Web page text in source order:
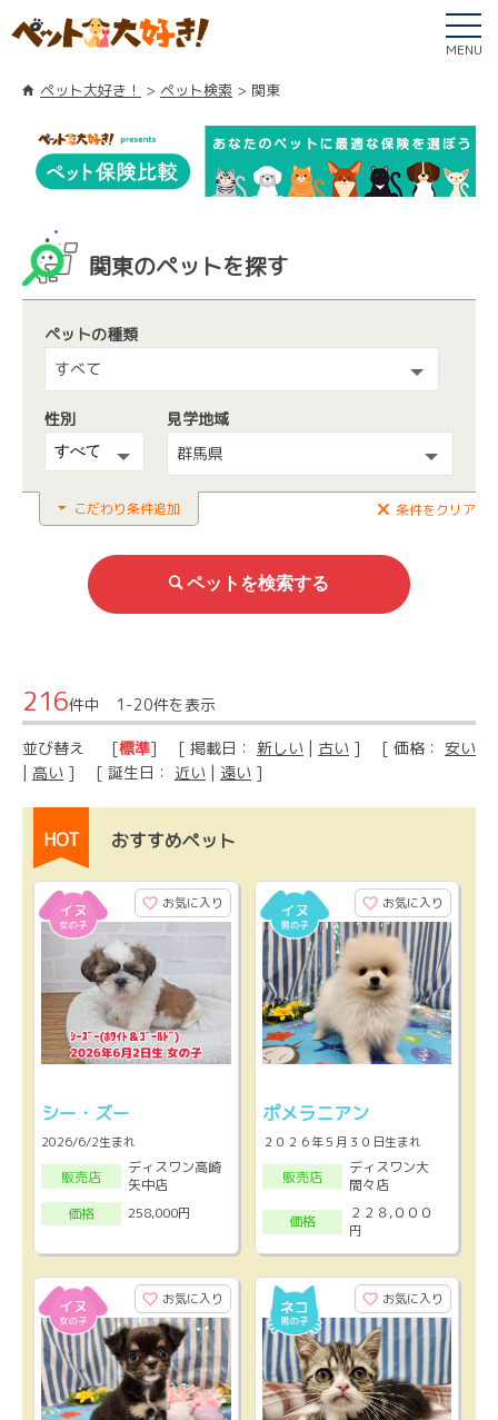
MENU
ペット大好き！ ペット検索 関東
関東のペットを探す
ペットの種類
すべて
性別
見学地域
群馬県
こだわり条件追加 条件をクリア
216件中 1-20件を表示
並び替え [標準] [ 掲載日： 新しい | 古い ] [ 価格： 安い
| 高い ] [ 誕生日： 近い | 遠い ]
HOT おすすめペット
お気に入り
シー・ズー
2026/6/2生まれ
販売店
ディスワン高崎
矢中店
価格
258,000円
お気に入り
ポメラニアン
２０２６年５月３０日生まれ
販売店
ディスワン大
間々店
価格
２２８,０００
円
お気に入り お気に入り